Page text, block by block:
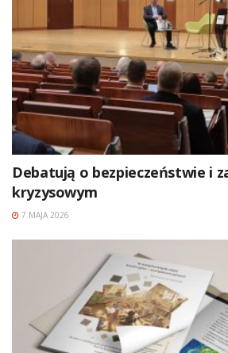
Debatują o bezpieczeństwie i
kryzysowym
7 MAJA 2026